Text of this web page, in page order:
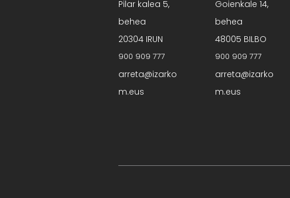
Pilar kalea 5,
behea
20304 IRUN
900 909 777
arreta@izarko
m.eus
Goienkale 14,
behea
48005 BILBO
900 909 777
arreta@izarko
m.eus